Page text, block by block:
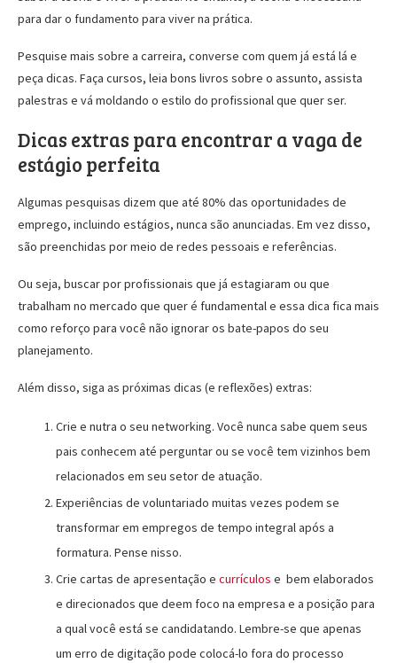
para dar o fundamento para viver na prática.
Pesquise mais sobre a carreira, converse com quem já está lá e
peça dicas. Faça cursos, leia bons livros sobre o assunto, assista
palestras e vá moldando o estilo do profissional que quer ser.
Dicas extras para encontrar a vaga de
estágio perfeita
Algumas pesquisas dizem que até 80% das oportunidades de
emprego, incluindo estágios, nunca são anunciadas. Em vez disso,
são preenchidas por meio de redes pessoais e referências.
Ou seja, buscar por profissionais que já estagiaram ou que
trabalham no mercado que quer é fundamental e essa dica fica mais
como reforço para você não ignorar os bate-papos do seu
planejamento.
Além disso, siga as próximas dicas (e reflexões) extras:
Crie e nutra o seu networking. Você nunca sabe quem seus
pais conhecem até perguntar ou se você tem vizinhos bem
relacionados em seu setor de atuação.
Experiências de voluntariado muitas vezes podem se
transformar em empregos de tempo integral após a
formatura. Pense nisso.
Crie cartas de apresentação e currículos e bem elaborados
e direcionados que deem foco na empresa e a posição para
a qual você está se candidatando. Lembre-se que apenas
um erro de digitação pode colocá-lo fora do processo